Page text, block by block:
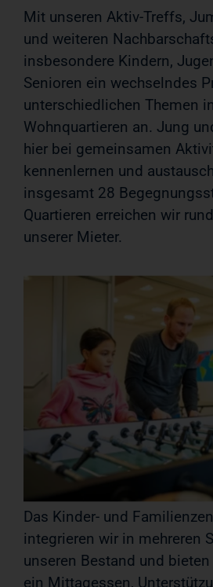
Mit unseren Aktiv-Treffs,
und weiteren
insbesondere Kindern,
Senioren ein wechselndes
unterschiedlichen Themen
Wohnquartieren an. Jung
hier bei gemeinsamen
kennenlernen und
insgesamt 28
Quartieren erreichen wir
unserer Mieter.
Das Kinder- und
integrieren wir in mehreren
unseren Bestand und
ein Mittagessen,